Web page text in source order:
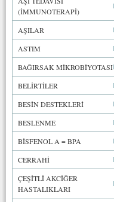
(İMMUNOTERAPİ)
AŞILAR
ASTIM
BAĞIRSAK MİKROBİYOTASI
BELİRTİLER
BESİN DESTEKLERİ
BESLENME
BİSFENOL A = BPA
CERRAHİ
ÇEŞİTLİ AKCİĞER
HASTALIKLARI